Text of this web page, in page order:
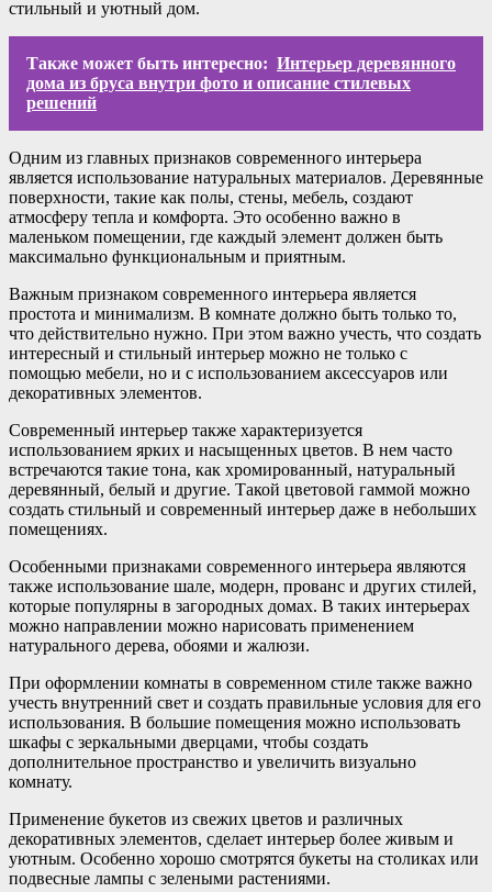
стильный и уютный дом.
Также может быть интересно: Интерьер деревянного
дома из бруса внутри фото и описание стилевых
решений
Одним из главных признаков современного интерьера
является использование натуральных материалов. Деревянные
поверхности, такие как полы, стены, мебель, создают
атмосферу тепла и комфорта. Это особенно важно в
маленьком помещении, где каждый элемент должен быть
максимально функциональным и приятным.
Важным признаком современного интерьера является
простота и минимализм. В комнате должно быть только то,
что действительно нужно. При этом важно учесть, что создать
интересный и стильный интерьер можно не только с
помощью мебели, но и с использованием аксессуаров или
декоративных элементов.
Современный интерьер также характеризуется
использованием ярких и насыщенных цветов. В нем часто
встречаются такие тона, как хромированный, натуральный
деревянный, белый и другие. Такой цветовой гаммой можно
создать стильный и современный интерьер даже в небольших
помещениях.
Особенными признаками современного интерьера являются
также использование шале, модерн, прованс и других стилей,
которые популярны в загородных домах. В таких интерьерах
можно направлении можно нарисовать применением
натурального дерева, обоями и жалюзи.
При оформлении комнаты в современном стиле также важно
учесть внутренний свет и создать правильные условия для его
использования. В большие помещения можно использовать
шкафы с зеркальными дверцами, чтобы создать
дополнительное пространство и увеличить визуально
комнату.
Применение букетов из свежих цветов и различных
декоративных элементов, сделает интерьер более живым и
уютным. Особенно хорошо смотрятся букеты на столиках или
подвесные лампы с зелеными растениями.